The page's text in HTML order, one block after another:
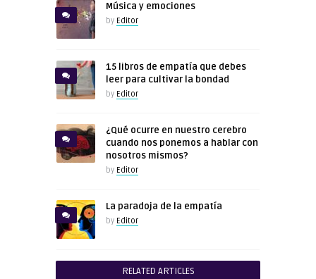
Música y emociones
by Editor
15 libros de empatía que debes
leer para cultivar la bondad
by Editor
¿Qué ocurre en nuestro cerebro
cuando nos ponemos a hablar con
nosotros mismos?
by Editor
La paradoja de la empatía
by Editor
RELATED ARTICLES